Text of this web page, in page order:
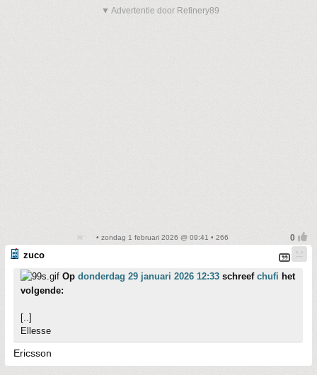
▼ Advertentie door Refinery89
• zondag 1 februari 2026 @ 09:41 • 266
zuco
Op donderdag 29 januari 2026 12:33 schreef chufi het
volgende:
[..]
Ellesse
Ericsson